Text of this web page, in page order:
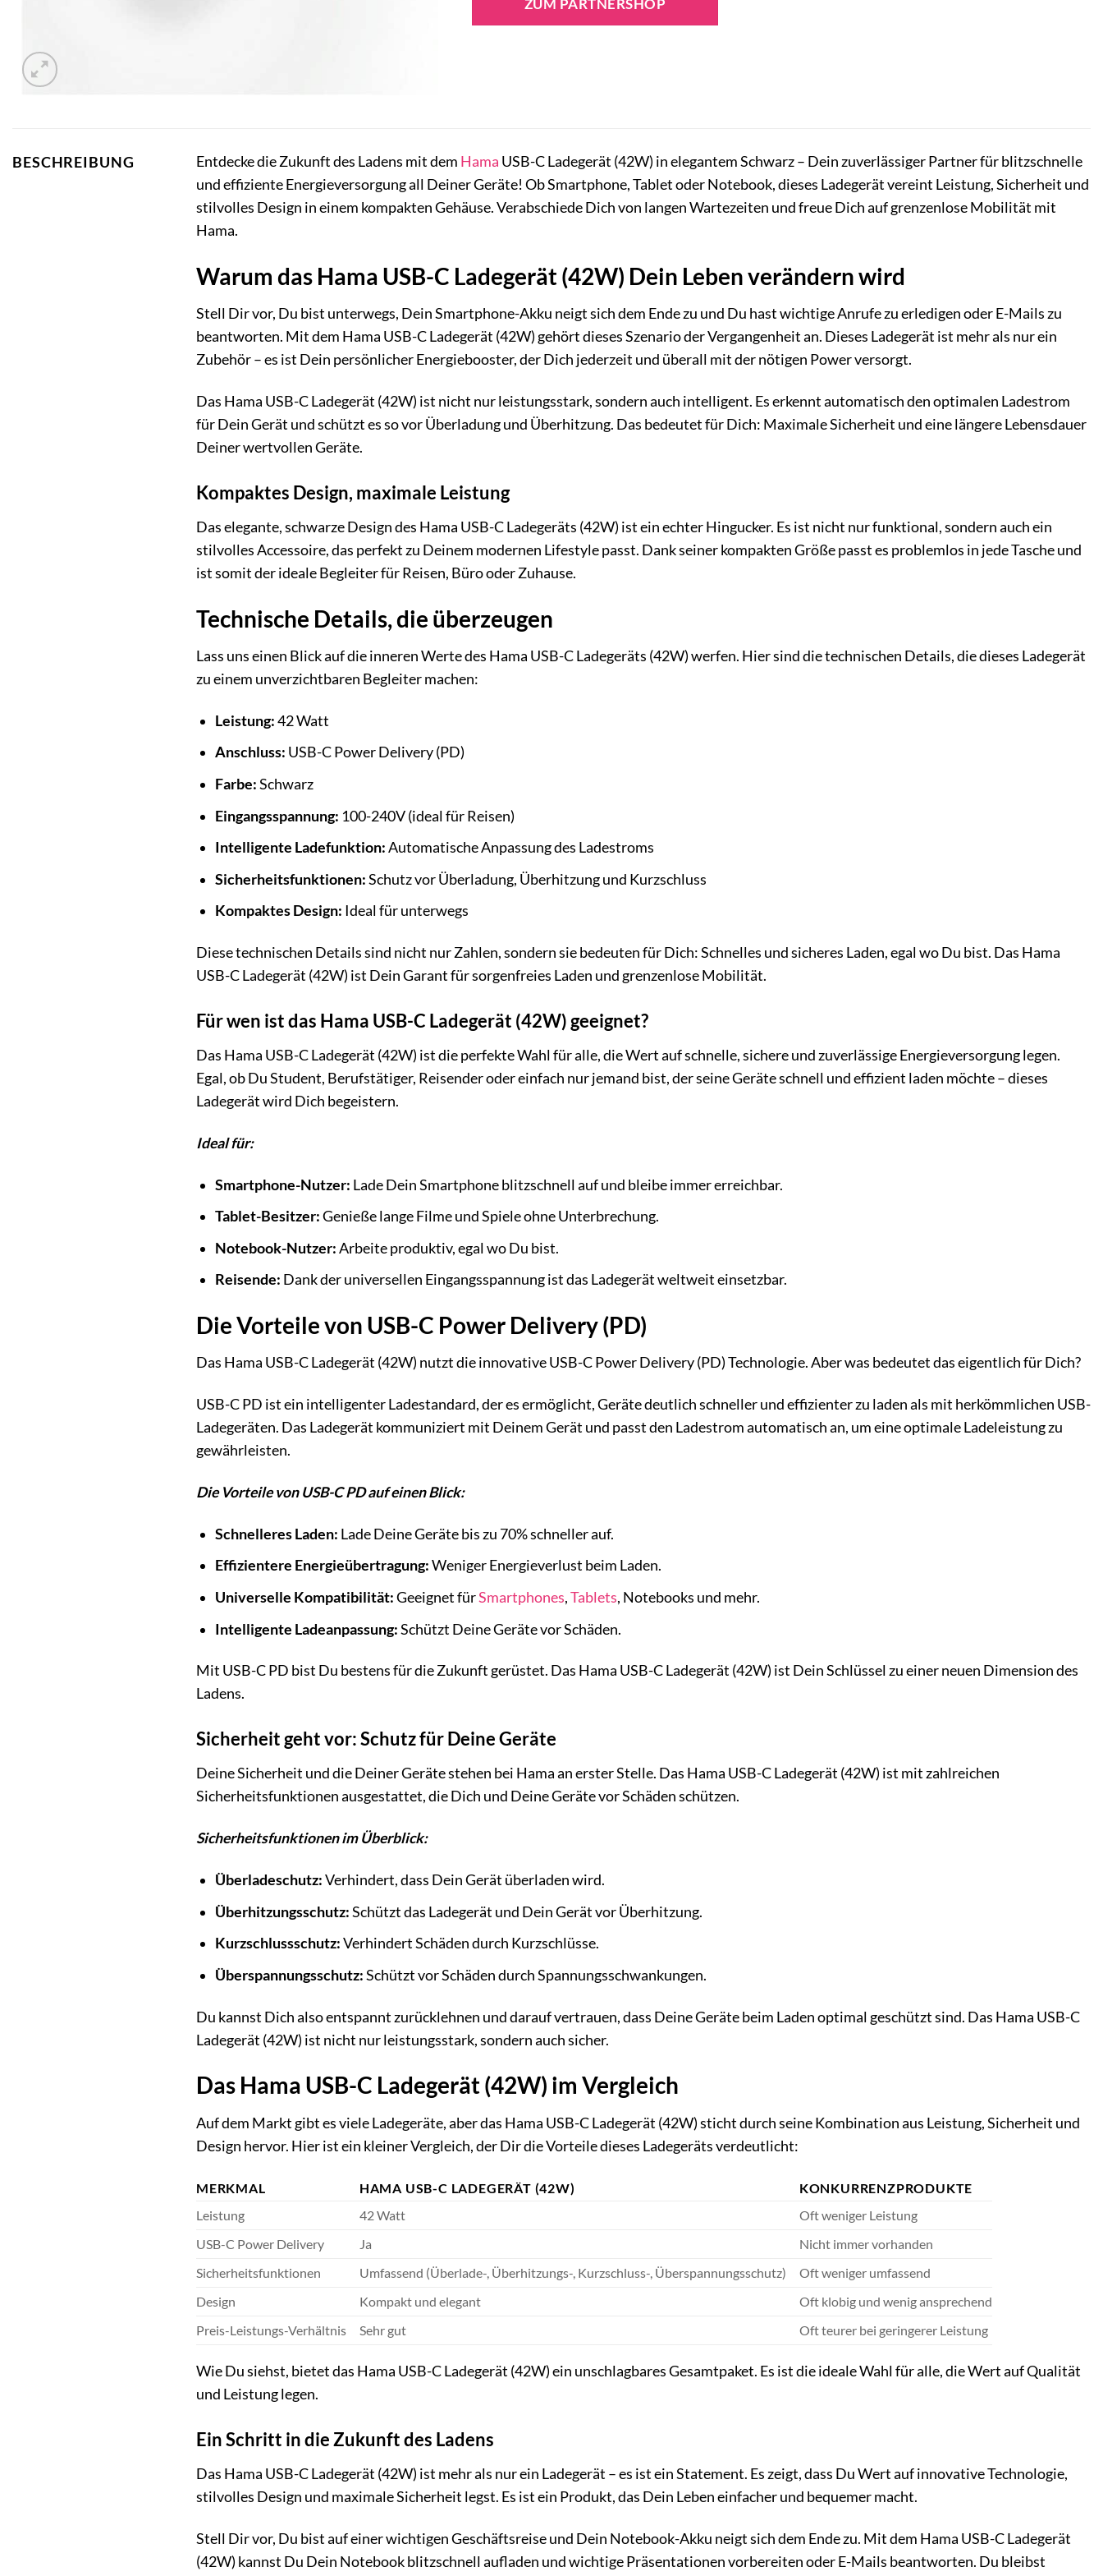
ZUM PARTNERSHOP
BESCHREIBUNG Entdecke die Zukunft des Ladens mit dem Hama USB-C Ladegerät (42W) in elegantem Schwarz – Dein zuverlässiger Partner für blitzschnelle
und effiziente Energieversorgung all Deiner Geräte! Ob Smartphone, Tablet oder Notebook, dieses Ladegerät vereint Leistung, Sicherheit und
stilvolles Design in einem kompakten Gehäuse. Verabschiede Dich von langen Wartezeiten und freue Dich auf grenzenlose Mobilität mit
Hama.
Warum das Hama USB-C Ladegerät (42W) Dein Leben verändern wird
Stell Dir vor, Du bist unterwegs, Dein Smartphone-Akku neigt sich dem Ende zu und Du hast wichtige Anrufe zu erledigen oder E-Mails zu
beantworten. Mit dem Hama USB-C Ladegerät (42W) gehört dieses Szenario der Vergangenheit an. Dieses Ladegerät ist mehr als nur ein
Zubehör – es ist Dein persönlicher Energiebooster, der Dich jederzeit und überall mit der nötigen Power versorgt.
Das Hama USB-C Ladegerät (42W) ist nicht nur leistungsstark, sondern auch intelligent. Es erkennt automatisch den optimalen Ladestrom
für Dein Gerät und schützt es so vor Überladung und Überhitzung. Das bedeutet für Dich: Maximale Sicherheit und eine längere Lebensdauer
Deiner wertvollen Geräte.
Kompaktes Design, maximale Leistung
Das elegante, schwarze Design des Hama USB-C Ladegeräts (42W) ist ein echter Hingucker. Es ist nicht nur funktional, sondern auch ein
stilvolles Accessoire, das perfekt zu Deinem modernen Lifestyle passt. Dank seiner kompakten Größe passt es problemlos in jede Tasche und
ist somit der ideale Begleiter für Reisen, Büro oder Zuhause.
Technische Details, die überzeugen
Lass uns einen Blick auf die inneren Werte des Hama USB-C Ladegeräts (42W) werfen. Hier sind die technischen Details, die dieses Ladegerät
zu einem unverzichtbaren Begleiter machen:
Leistung:42 Watt
Anschluss: USB-C Power Delivery (PD)
Farbe:Schwarz
Eingangsspannung: 100-240V (ideal für Reisen)
Intelligente Ladefunktion:Automatische Anpassung des Ladestroms
Sicherheitsfunktionen:Schutz vor Überladung, Überhitzung und Kurzschluss
Kompaktes Design: Ideal für unterwegs
Diese technischen Details sind nicht nur Zahlen, sondern sie bedeuten für Dich: Schnelles und sicheres Laden, egal wo Du bist. Das Hama
USB-C Ladegerät (42W) ist Dein Garant für sorgenfreies Laden und grenzenlose Mobilität.
Für wen ist das Hama USB-C Ladegerät (42W) geeignet?
Das Hama USB-C Ladegerät (42W) ist die perfekte Wahl für alle, die Wert auf schnelle, sichere und zuverlässige Energieversorgung legen.
Egal, ob Du Student, Berufstätiger, Reisender oder einfach nur jemand bist, der seine Geräte schnell und effizient laden möchte – dieses
Ladegerät wird Dich begeistern.
Ideal für:
Smartphone-Nutzer: Lade Dein Smartphone blitzschnell auf und bleibe immer erreichbar.
Tablet-Besitzer:Genieße lange Filme und Spiele ohne Unterbrechung.
Notebook-Nutzer:Arbeite produktiv, egal wo Du bist.
Reisende: Dank der universellen Eingangsspannung ist das Ladegerät weltweit einsetzbar.
Die Vorteile von USB-C Power Delivery (PD)
Das Hama USB-C Ladegerät (42W) nutzt die innovative USB-C Power Delivery (PD) Technologie. Aber was bedeutet das eigentlich für Dich?
USB-C PD ist ein intelligenter Ladestandard, der es ermöglicht, Geräte deutlich schneller und effizienter zu laden als mit herkömmlichen USB-
Ladegeräten. Das Ladegerät kommuniziert mit Deinem Gerät und passt den Ladestrom automatisch an, um eine optimale Ladeleistung zu
gewährleisten.
Die Vorteile von USB-C PD auf einen Blick:
Schnelleres Laden: Lade Deine Geräte bis zu 70% schneller auf.
Effizientere Energieübertragung:Weniger Energieverlust beim Laden.
Universelle Kompatibilität:Geeignet fürSmartphones,Tablets, Notebooks und mehr.
Intelligente Ladeanpassung:Schützt Deine Geräte vor Schäden.
Mit USB-C PD bist Du bestens für die Zukunft gerüstet. Das Hama USB-C Ladegerät (42W) ist Dein Schlüssel zu einer neuen Dimension des
Ladens.
Sicherheit geht vor: Schutz für Deine Geräte
Deine Sicherheit und die Deiner Geräte stehen bei Hama an erster Stelle. Das Hama USB-C Ladegerät (42W) ist mit zahlreichen
Sicherheitsfunktionen ausgestattet, die Dich und Deine Geräte vor Schäden schützen.
Sicherheitsfunktionen im Überblick:
Überladeschutz:Verhindert, dass Dein Gerät überladen wird.
Überhitzungsschutz:Schützt das Ladegerät und Dein Gerät vor Überhitzung.
Kurzschlussschutz:Verhindert Schäden durch Kurzschlüsse.
Überspannungsschutz:Schützt vor Schäden durch Spannungsschwankungen.
Du kannst Dich also entspannt zurücklehnen und darauf vertrauen, dass Deine Geräte beim Laden optimal geschützt sind. Das Hama USB-C
Ladegerät (42W) ist nicht nur leistungsstark, sondern auch sicher.
Das Hama USB-C Ladegerät (42W) im Vergleich
Auf dem Markt gibt es viele Ladegeräte, aber das Hama USB-C Ladegerät (42W) sticht durch seine Kombination aus Leistung, Sicherheit und
Design hervor. Hier ist ein kleiner Vergleich, der Dir die Vorteile dieses Ladegeräts verdeutlicht:
MERKMAL HAMA USB-C LADEGERÄT (42W)
KONKURRENZPRODUKTE
Leistung
42 Watt
Oft weniger Leistung
USB-C Power Delivery
Ja
Nicht immer vorhanden
Sicherheitsfunktionen
Umfassend (Überlade-, Überhitzungs-, Kurzschluss-, Überspannungsschutz)
Oft weniger umfassend
Design
Kompakt und elegant
Oft klobig und wenig ansprechend
Preis-Leistungs-Verhältnis
Sehr gut Oft teurer bei geringerer Leistung
Wie Du siehst, bietet das Hama USB-C Ladegerät (42W) ein unschlagbares Gesamtpaket. Es ist die ideale Wahl für alle, die Wert auf Qualität
und Leistung legen.
Ein Schritt in die Zukunft des Ladens
Das Hama USB-C Ladegerät (42W) ist mehr als nur ein Ladegerät – es ist ein Statement. Es zeigt, dass Du Wert auf innovative Technologie,
stilvolles Design und maximale Sicherheit legst. Es ist ein Produkt, das Dein Leben einfacher und bequemer macht.
Stell Dir vor, Du bist auf einer wichtigen Geschäftsreise und Dein Notebook-Akku neigt sich dem Ende zu. Mit dem Hama USB-C Ladegerät
(42W) kannst Du Dein Notebook blitzschnell aufladen und wichtige Präsentationen vorbereiten oder E-Mails beantworten. Du bleibst